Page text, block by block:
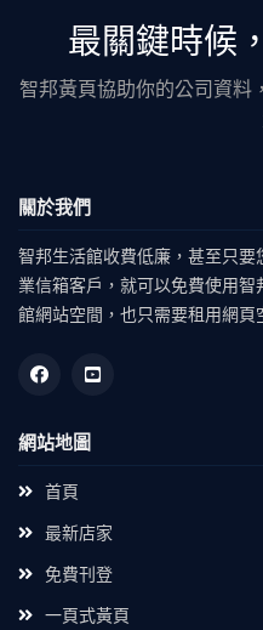
最關鍵時候
智邦黃頁協助你的公司資料
關於我們
智邦生活館收費低廉，甚至只
業信箱客戶，就可以免費使用
館網站空間，也只需要租用網頁
網站地圖
首頁
最新店家
免費刊登
一頁式黃頁